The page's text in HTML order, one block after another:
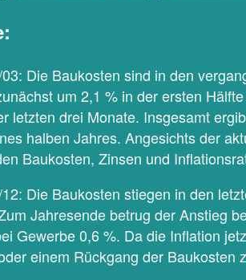
Die Baukosten sind in den
um 2,1 % in der ersten
letzten drei Monate. Insgesamt
halben Jahres. Angesichts der
Baukosten, Zinsen und
Die Baukosten stiegen in den
Jahresende betrug der Anstieg
Gewerbe 0,6 %. Da die Inflation
einem Rückgang der Baukosten